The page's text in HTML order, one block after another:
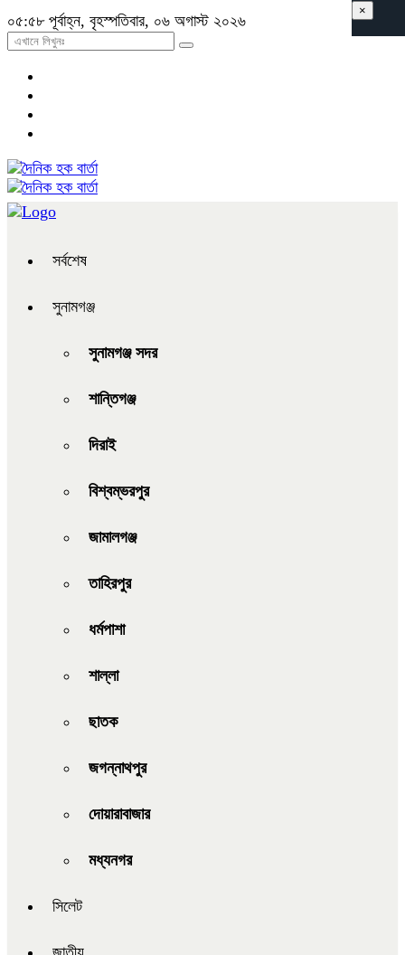
০৫:৫৮ পূর্বাহ্ন, বৃহস্পতিবার, ০৬ অগাস্ট ২০২৬
সর্বশেষ
সুনামগঞ্জ
সুনামগঞ্জ সদর
শান্তিগঞ্জ
দিরাই
বিশ্বম্ভরপুর
জামালগঞ্জ
তাহিরপুর
ধর্মপাশা
শাল্লা
ছাতক
জগন্নাথপুর
দোয়ারাবাজার
মধ্যনগর
সিলেট
×